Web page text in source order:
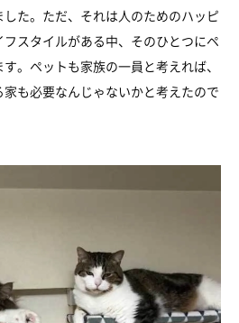
た。ただ、それは人のためのハッピ
スタイルがある中、そのひとつにペ
。ペットも家族の一員と考えれば、
も必要なんじゃないかと考えたので